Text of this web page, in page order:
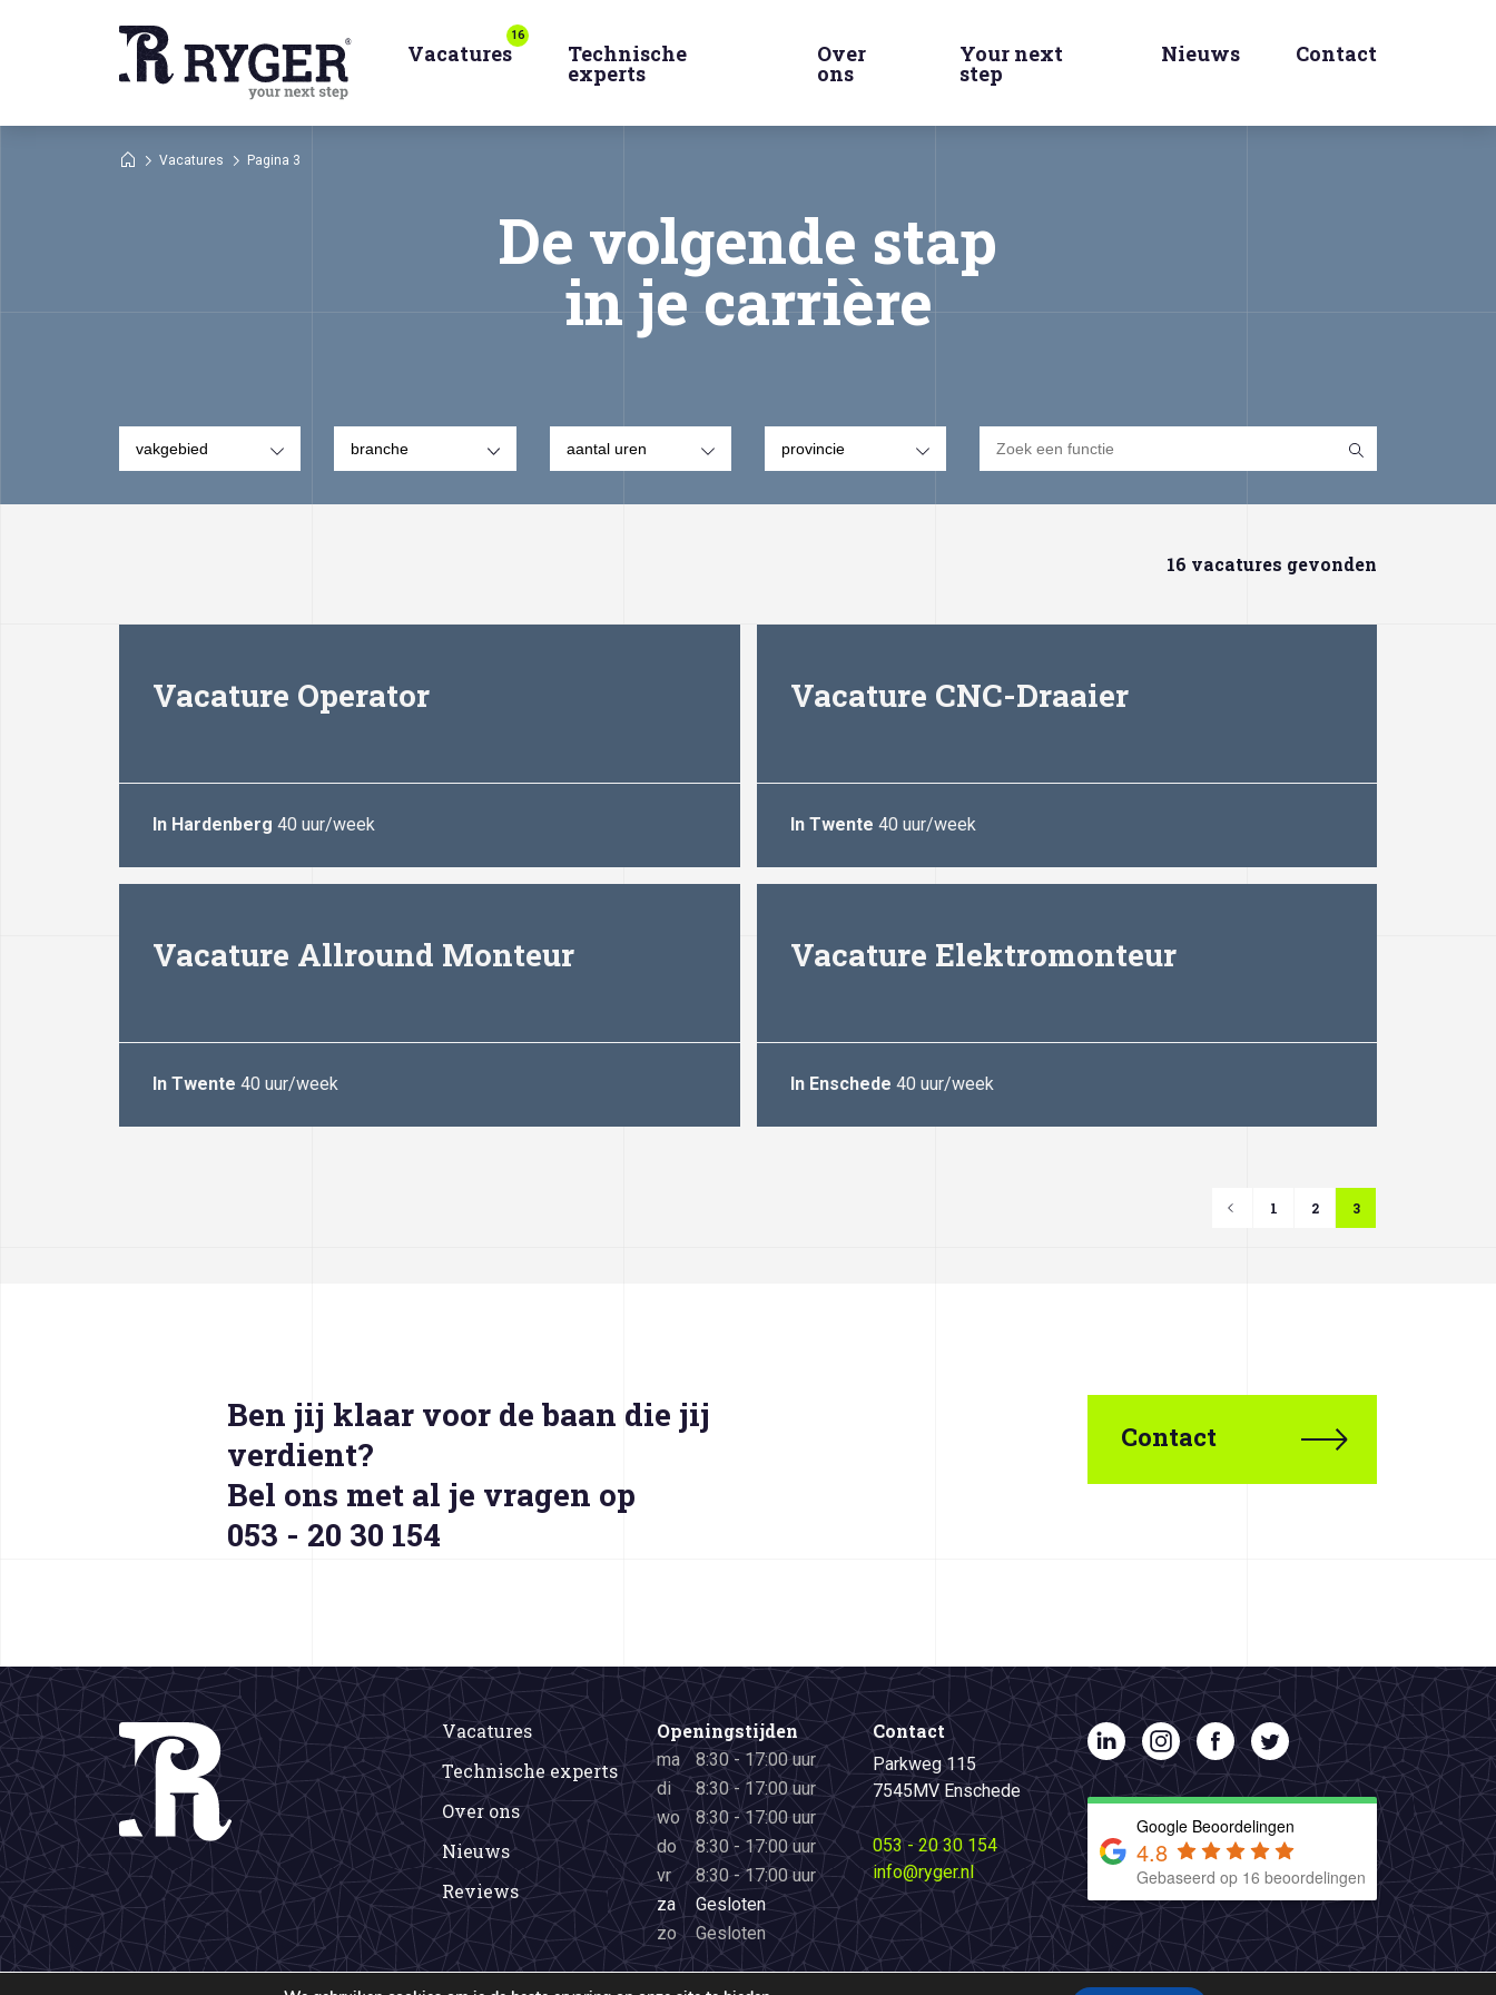
Vacatures
16
Technische
experts
Over
ons
Your next
step
Nieuws Contact
Vacatures Pagina 3
De volgende stap
in je carrière
16 vacatures gevonden
Vacature Operator
In Hardenberg 40 uur/week
Vacature CNC-Draaier
In Twente 40 uur/week
Vacature Allround Monteur
In Twente 40 uur/week
Vacature Elektromonteur
In Enschede 40 uur/week
< 1 2 3
Ben jij klaar voor de baan die jij
verdient?
Bel ons met al je vragen op
053 - 20 30 154
Contact
Vacatures
Technische experts
Over ons
Nieuws
Reviews
Openingstijden
ma
8:30 - 17:00 uur
di
8:30 - 17:00 uur
wo
8:30 - 17:00 uur
do
8:30 - 17:00 uur
vr
8:30 - 17:00 uur
za
Gesloten
zo
Gesloten
Contact
Parkweg 115
7545MV Enschede
053 - 20 30 154
info@ryger.nl
Google Beoordelingen
4.8
Gebaseerd op 16 beoordelingen
© 2026 Ryger. All rights reserved